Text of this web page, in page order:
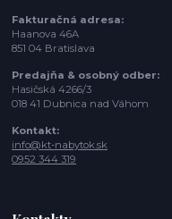
Fakturačná adresa:
Haanova 46A
851 04 Bratislava
Predajňa & osobný odber:
Hasičská 4266/3
018 41 Dubnica nad Váhom
Kontakt:
info@kt-nabytok.sk
0952 344 319